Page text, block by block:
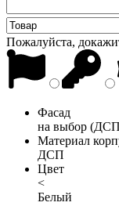
Пожалуйста,
Фасад
на выбор
Материал
ДСП
Цвет
<
Белый